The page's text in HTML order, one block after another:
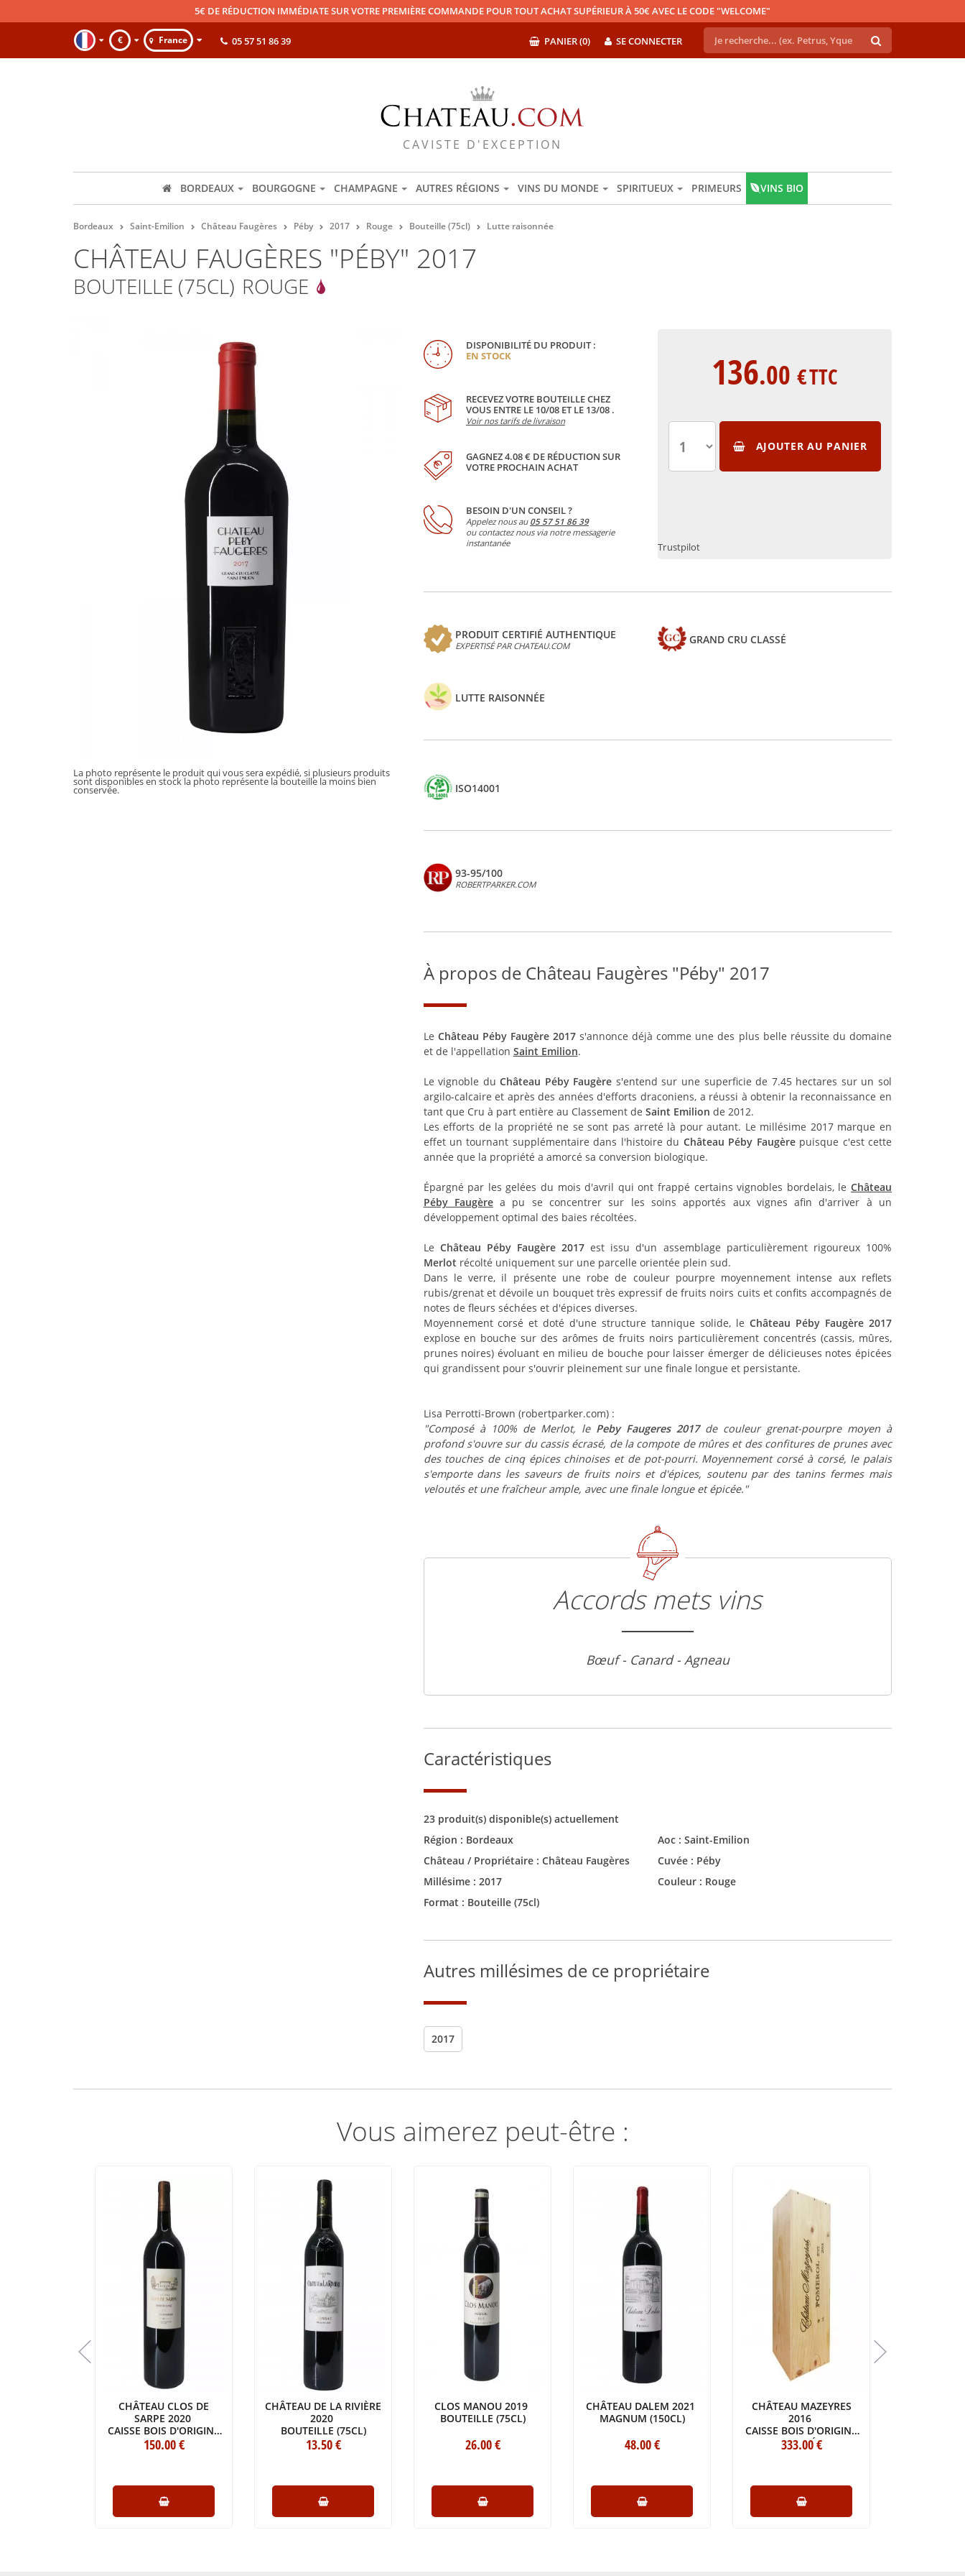
5€ DE RÉDUCTION IMMÉDIATE SUR VOTRE PREMIÈRE COMMANDE POUR TOUT ACHAT SUPÉRIEUR À 50€ AVEC LE CODE "WELCOME"
€ France SE CONNECTER
PANIER (0)
05 57 51 86 39
CAVISTE D'EXCEPTION
BORDEAUX BOURGOGNE CHAMPAGNE AUTRES RÉGIONS VINS DU MONDE SPIRITUEUX PRIMEURS VINS BIO
Bordeaux Saint-Emilion Château Faugères Péby 2017 Rouge Bouteille (75cl) Lutte raisonnée
CHÂTEAU FAUGÈRES "PÉBY" 2017
BOUTEILLE (75CL) ROUGE
La photo représente le produit qui vous sera expédié, si plusieurs produits
sont disponibles en stock la photo représente la bouteille la moins bien
conservée.
DISPONIBILITÉ DU PRODUIT :
EN STOCK
RECEVEZ VOTRE BOUTEILLE CHEZ
VOUS ENTRE LE 10/08 ET LE 13/08 .
Voir nos tarifs de livraison
GAGNEZ 4.08 € DE RÉDUCTION SUR
VOTRE PROCHAIN ACHAT
BESOIN D'UN CONSEIL ?
Appelez nous au 05 57 51 86 39
ou contactez nous via notre messagerie
instantanée
136.00€TTC
AJOUTER AU PANIER
Trustpilot
PRODUIT CERTIFIÉ AUTHENTIQUE
EXPERTISÉ PAR CHATEAU.COM GRAND CRU CLASSÉ
LUTTE RAISONNÉE
ISO14001
93-95/100
ROBERTPARKER.COM
À propos de Château Faugères "Péby" 2017
Le Château Péby Faugère 2017s'annonce déjà comme une des plus belle réussite du domaine
et de l'appellation Saint Emilion.
Le vignoble duChâteau Péby Faugère s'entend sur une superficie de 7.45 hectares sur un sol
argilo-calcaire et après des années d'efforts draconiens, a réussi à obtenir la reconnaissance en
tant que Cru à part entière au Classement de Saint Emilion de 2012.
Les efforts de la propriété ne se sont pas arreté là pour autant. Le millésime 2017 marque en
effet un tournant supplémentaire dans l'histoire du Château Péby Faugèrepuisque c'est cette
année que la propriété a amorcé sa conversion biologique.
Épargné par les gelées du mois d'avril qui ont frappé certains vignobles bordelais, le Château
Péby Faugèrea pu se concentrer sur les soins apportés aux vignes afin d'arriver à un
développement optimal des baies récoltées.
Le Château Péby Faugère 2017 est issu d'un assemblage particulièrement rigoureux 100%
Merlot récolté uniquement sur une parcelle orientée plein sud.
Dans le verre, il présente une robe de couleur pourpre moyennement intense aux reflets
rubis/grenat et dévoile un bouquet très expressif de fruits noirs cuits et confits accompagnés de
notes de fleurs séchées et d'épices diverses.
Moyennement corsé et doté d'une structure tannique solide, leChâteau Péby Faugère 2017
explose en bouche sur des arômes de fruits noirs particulièrement concentrés (cassis, mûres,
prunes noires) évoluant en milieu de bouche pour laisser émerger de délicieuses notes épicées
qui grandissent pour s'ouvrir pleinement sur une finale longue et persistante.
Lisa Perrotti-Brown (robertparker.com) :
"Composé à 100% de Merlot, le Peby Faugeres 2017de couleur grenat-pourpre moyen à
profond s'ouvre sur du cassis écrasé, de la compote de mûres et des confitures de prunes avec
des touches de cinq épices chinoises et de pot-pourri. Moyennement corsé à corsé, le palais
s'emporte dans les saveurs de fruits noirs et d'épices, soutenu par des tanins fermes mais
veloutés et une fraîcheur ample, avec une finale longue et épicée."
Accords mets vins
Bœuf - Canard - Agneau
Caractéristiques
23 produit(s) disponible(s) actuellement
Région : Bordeaux Aoc : Saint-Emilion
Château / Propriétaire : Château Faugères Cuvée : Péby
Millésime : 2017 Couleur : Rouge
Format : Bouteille (75cl)
Autres millésimes de ce propriétaire
2017
Vous aimerez peut-être :
CHÂTEAU CLOS DE
SARPE 2020
CAISSE BOIS D'ORIGINE
D'UN MAGNUM
150.00€
CHÂTEAU DE LA RIVIÈRE
2020
BOUTEILLE (75CL)
13.50€
CLOS MANOU 2019
BOUTEILLE (75CL)
26.00€
CHÂTEAU DALEM 2021
MAGNUM (150CL)
48.00€
CHÂTEAU MAZEYRES
2016
CAISSE BOIS D'ORIGINE
D'UNE IMPÉRIALE
333.00€